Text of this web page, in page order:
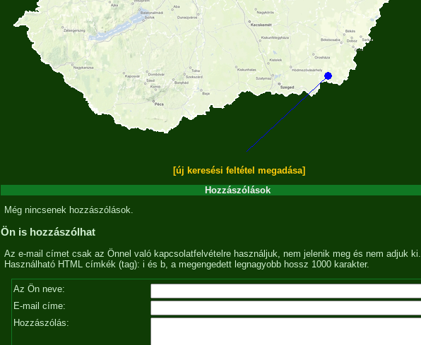
[új keresési feltétel megadása]
Hozzászólások
Még nincsenek hozzászólások.
Ön is hozzászólhat
Az e-mail címet csak az Önnel való kapcsolatfelvételre használjuk, nem jelenik meg és nem adjuk ki.
Használható HTML címkék (tag): i és b, a megengedett legnagyobb hossz 1000 karakter.
Az Ön neve:
E-mail címe:
Hozzászólás: